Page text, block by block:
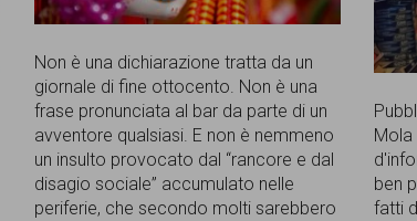
Non è una dichiarazione tratta da un
giornale di fine ottocento. Non è una
frase pronunciata al bar da parte di un
avventore qualsiasi. E non è nemmeno
un insulto provocato dal “rancore e dal
disagio sociale” accumulato nelle
periferie, che secondo molti sarebbero
ben
fatti